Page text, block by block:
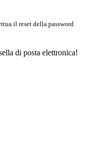
il reset della password
di posta elettronica!